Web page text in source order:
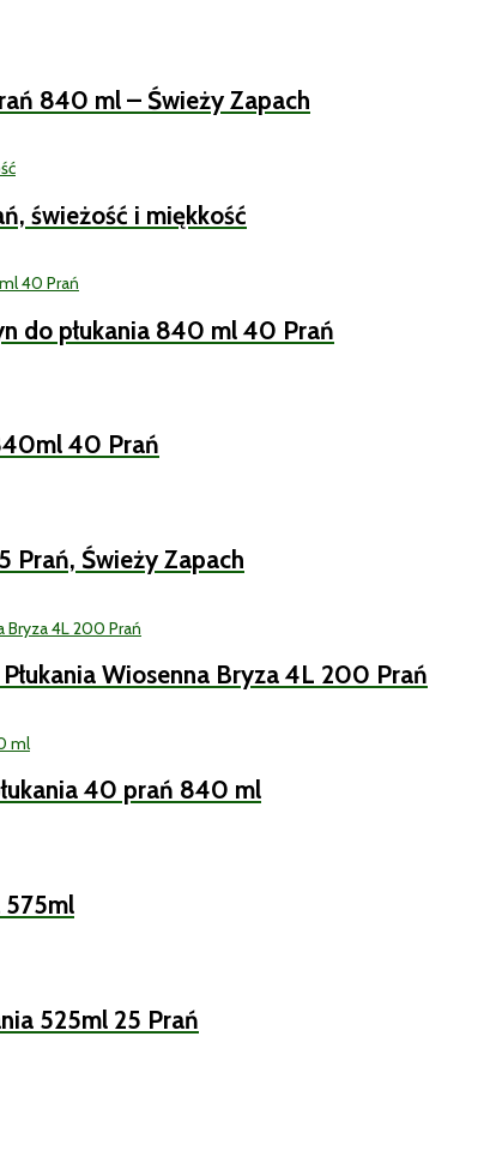
840 ml – Świeży Zapach
świeżość i miękkość
do płukania 840 ml 40 Prań
40 Prań
Prań, Świeży Zapach
Wiosenna Bryza 4L 200 Prań
40 prań 840 ml
575ml
525ml 25 Prań